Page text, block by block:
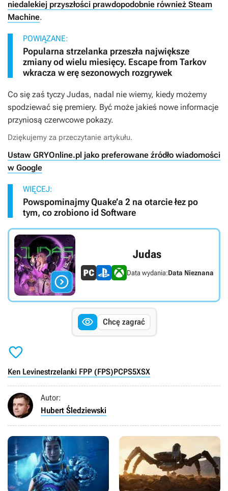
niedalekiej przyszłości prawdopodobnie również Steam
Machine.
POWIĄZANE:
Popularna strzelanka przeszła największe
zmiany od wielu miesięcy. Escape from Tarkov
wkracza w erę sezonowych rozgrywek
Co się zaś tyczy Judas, nadal nie wiemy, kiedy możemy
spodziewać się premiery. Być może jakieś nowe informacje
przyniosą czerwcowe pokazy.
Dziękujemy za przeczytanie artykułu.
Ustaw GRYOnline.pl jako preferowane źródło wiadomości
w Google
WIĘCEJ:
Powspominajmy Quake’a 2 na otarcie łez po
tym, co zrobiono id Software

Judas
Data wydania:Data Nieznana
 Chcę zagrać

Ken Levinestrzelanki FPP (FPS)PCPS5XSX
Autor:
Hubert Śledziewski